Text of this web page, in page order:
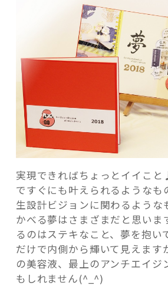
グ
で
「夢
地
図」
を
ろ
う”
の
実現できればちょっとイイこ
ですぐにも叶えられるようなも
生設計ビジョンに関わるような
かべる夢はさまざまだと思いま
るのはステキなこと、夢を抱い
だけで内側から輝いて見えます
の美容液、最上のアンチエイジ
もしれません(^_^)